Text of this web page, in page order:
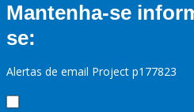
Mantenha-se
se:
Alertas de email Project p177823